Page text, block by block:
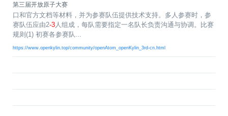
区
案
例
集
会
议
译
平
台
体
系
积
分
商
城
x
o
p
e
n
K
i
平
台
衍
生
发
行
版
第
开
隐
私
政
策
声
明
声
第三届开放原子大赛
口和官方文档等材料，并为参赛队伍提供技术支持。多人参赛时，参
赛队伍应由2-3人组成，每队需要指定一名队长负责沟通与协调。比赛
规则(1) 初赛各参赛队...
https://www.openkylin.top/community/openAtom_openKylin_3rd-cn.html